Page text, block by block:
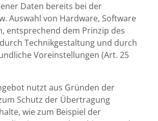
Daten bereits bei der
Auswahl von Hardware, Software
entsprechend dem Prinzip des
Technikgestaltung und durch
Voreinstellungen (Art. 25
nutzt aus Gründen der
Schutz der Übertragung
wie zum Beispiel der